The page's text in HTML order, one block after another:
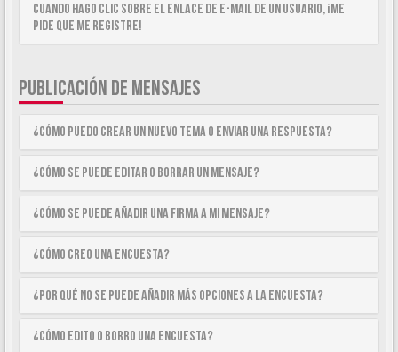
Cuando hago clic sobre el enlace de e-mail de un usuario, ¡me
pide que me registre!
PUBLICACIÓN DE MENSAJES
¿Cómo puedo crear un nuevo tema o enviar una respuesta?
¿Cómo se puede editar o borrar un mensaje?
¿Cómo se puede añadir una firma a mi mensaje?
¿Cómo creo una encuesta?
¿Por qué no se puede añadir más opciones a la encuesta?
¿Cómo edito o borro una encuesta?